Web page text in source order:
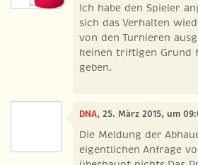
Ich habe den Spieler
sich das Verhalten
von den Turnieren
keinen triftigen Grund
geben.
DNA, 25. März 2015, um
Die Meldung der
eigentlichen Anfrage